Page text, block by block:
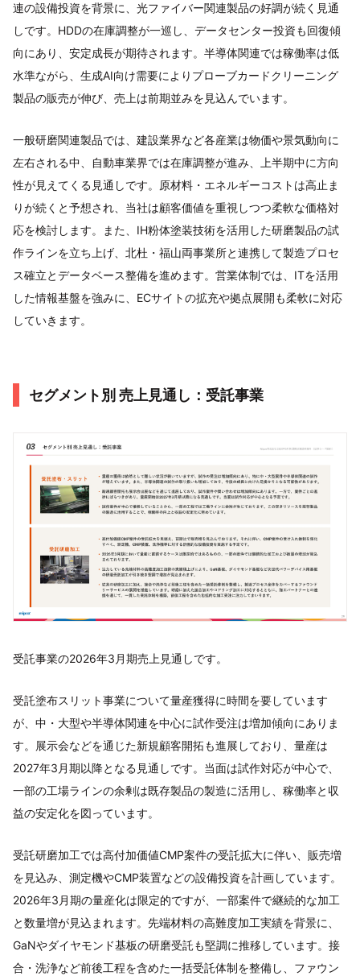
連の設備投資を背景に、光ファイバー関連製品の好調が続く見通
しです。HDDの在庫調整が一巡し、データセンター投資も回復傾
向にあり、安定成長が期待されます。半導体関連では稼働率は低
水準ながら、生成AI向け需要によりプローブカードクリーニング
製品の販売が伸び、売上は前期並みを見込んでいます。
一般研磨関連製品では、建設業界など各産業は物価や景気動向に
左右される中、自動車業界では在庫調整が進み、上半期中に方向
性が見えてくる見通しです。原材料・エネルギーコストは高止ま
りが続くと予想され、当社は顧客価値を重視しつつ柔軟な価格対
応を検討します。また、IH粉体塗装技術を活用した研磨製品の試
作ラインを立ち上げ、北杜・福山両事業所と連携して製造プロセ
ス確立とデータベース整備を進めます。営業体制では、ITを活用
した情報基盤を強みに、ECサイトの拡充や拠点展開も柔軟に対応
していきます。
セグメント別 売上見通し：受託事業
受託事業の2026年3月期売上見通しです。
受託塗布スリット事業について量産獲得に時間を要しています
が、中・大型や半導体関連を中心に試作受注は増加傾向にありま
す。展示会などを通じた新規顧客開拓も進展しており、量産は
2027年3月期以降となる見通しです。当面は試作対応が中心で、
一部の工場ラインの余剰は既存製品の製造に活用し、稼働率と収
益の安定化を図っています。
受託研磨加工では高付加価値CMP案件の受託拡大に伴い、販売増
を見込み、測定機やCMP装置などの設備投資を計画しています。
2026年3月期の量産化は限定的ですが、一部案件で継続的な加工
と数量増が見込まれます。先端材料の高難度加工実績を背景に、
GaNやダイヤモンド基板の研磨受託も堅調に推移しています。接
合・洗浄など前後工程を含めた一括受託体制を整備し、ファウン